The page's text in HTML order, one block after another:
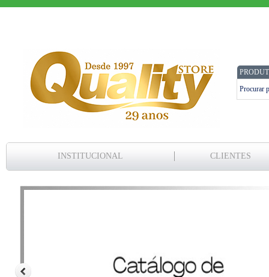
INSTITUCIONAL CLIENTES